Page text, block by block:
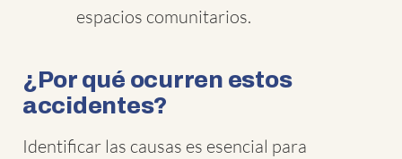
espacios comunitarios.
¿Por qué ocurren estos
accidentes?
Identificar las causas es esencial para